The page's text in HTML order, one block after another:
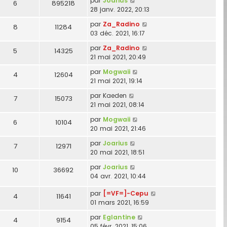
6 895218
28 janv. 2022, 20:13
8 11284 par Za_Radino
03 déc. 2021, 16:17
5 14325 par Za_Radino
21 mai 2021, 20:49
4 12604 par Mogwaii
21 mai 2021, 19:14
7 15073 par Kaeden
21 mai 2021, 08:14
6 10104 par Mogwaii
20 mai 2021, 21:46
7 12971 par Joarius
20 mai 2021, 18:51
10 36692 par Joarius
04 avr. 2021, 10:44
4 11641 par [=VF=]-Cepu
01 mars 2021, 16:59
4 9154 par Eglantine